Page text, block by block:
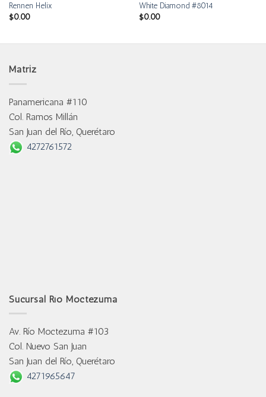
Rennen Helix
$0.00
White Diamond #8014
$0.00
Matriz
Panamericana #110
Col. Ramos Millán
San Juan del Río, Querétaro
4272761572
Sucursal Río Moctezuma
Av. Río Moctezuma #103
Col. Nuevo San Juan
San Juan del Río, Querétaro
4271965647